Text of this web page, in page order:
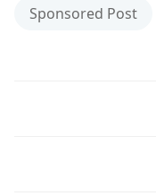
Sponsored Post